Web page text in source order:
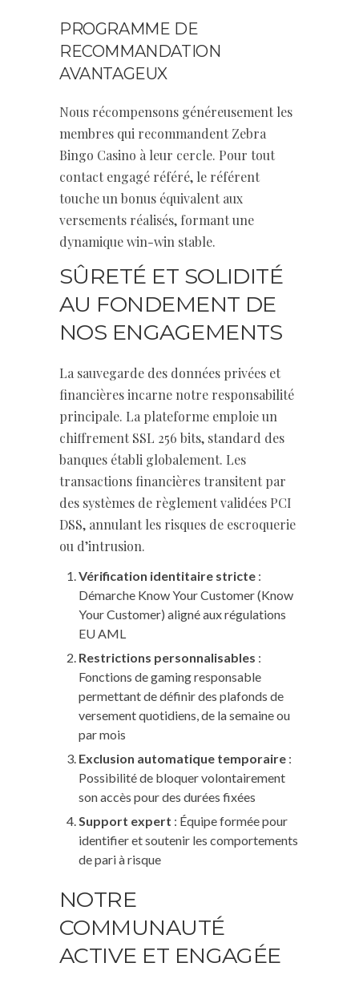
PROGRAMME DE
RECOMMANDATION
AVANTAGEUX
Nous récompensons généreusement les
membres qui recommandent Zebra
Bingo Casino à leur cercle. Pour tout
contact engagé référé, le référent
touche un bonus équivalent aux
versements réalisés, formant une
dynamique win-win stable.
SÛRETÉ ET SOLIDITÉ
AU FONDEMENT DE
NOS ENGAGEMENTS
La sauvegarde des données privées et
financières incarne notre responsabilité
principale. La plateforme emploie un
chiffrement SSL 256 bits, standard des
banques établi globalement. Les
transactions financières transitent par
des systèmes de règlement validées PCI
DSS, annulant les risques de escroquerie
ou d’intrusion.
Vérification identitaire stricte :
Démarche Know Your Customer (Know
Your Customer) aligné aux régulations
EU AML
Restrictions personnalisables :
Fonctions de gaming responsable
permettant de définir des plafonds de
versement quotidiens, de la semaine ou
par mois
Exclusion automatique temporaire :
Possibilité de bloquer volontairement
son accès pour des durées fixées
Support expert : Équipe formée pour
identifier et soutenir les comportements
de pari à risque
NOTRE
COMMUNAUTÉ
ACTIVE ET ENGAGÉE